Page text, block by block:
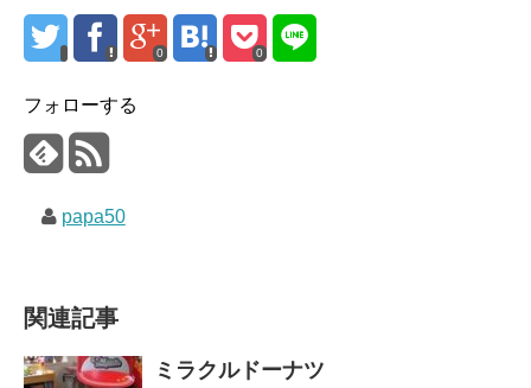
0 0
フォローする
papa50
関連記事
ミラクルドーナツ